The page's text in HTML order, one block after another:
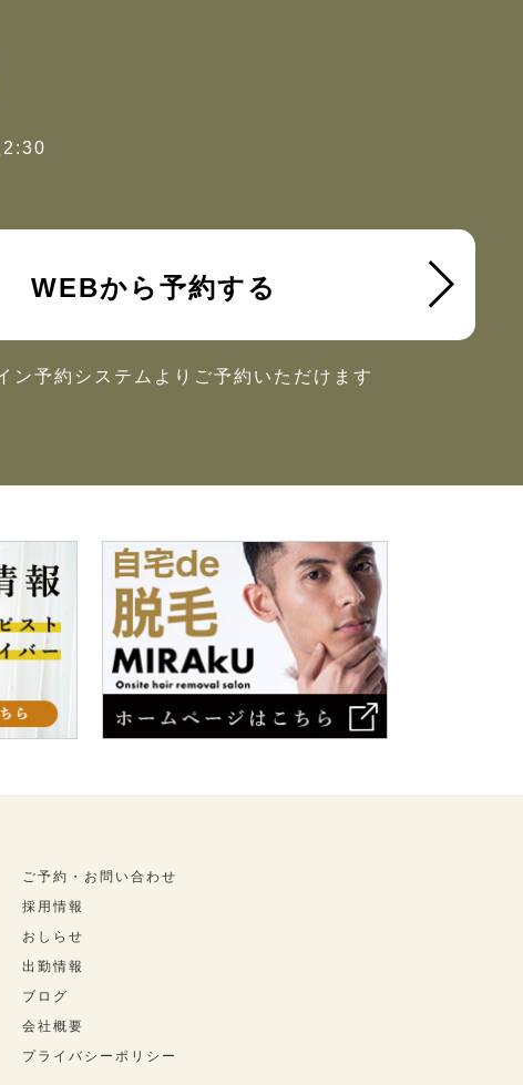
2:30
WEBから予約する
ン予約システムより ご予約いただけます
ご予約・お問い合わせ
採用情報
おしらせ
出勤情報
ブログ
会社概要
プライバシーポリシー